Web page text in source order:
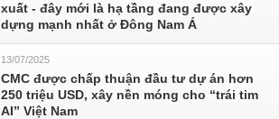
xuất - đây mới là hạ tầng đang được xây
dựng mạnh nhất ở Đông Nam Á
13/07/2025
CMC được chấp thuận đầu tư dự án hơn
250 triệu USD, xây nền móng cho “trái tim
AI” Việt Nam